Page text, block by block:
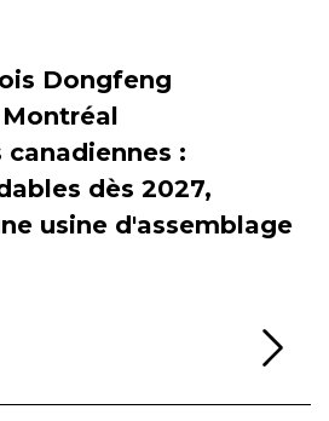
Dongfeng
:
dès 2027,
usine d'assemblage